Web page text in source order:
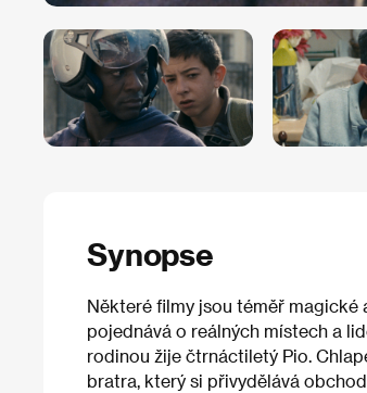
Synopse
Některé filmy jsou téměř magické
pojednává o reálných místech a
rodinou žije čtrnáctiletý Pio.
bratra, který si přivydělává